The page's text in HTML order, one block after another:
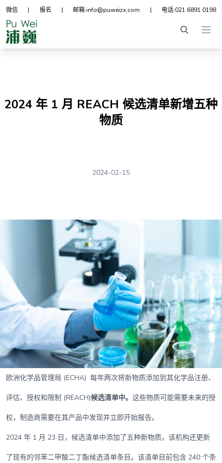
微信 | 报名 | 邮箱:info@puweizx.com | 电话:021 6891 0198
2024 年 1 月 REACH 候选清单新增五种
物质
2024-02-15
欧洲化学品管理局 (ECHA) 每年两次将新物质添加到其化学品注册、
评估、授权和限制 (REACH)候选清单中。 这些物质可能需要未来的授
权，制造商需要在其产品中发现并立即开始报告。
2024 年 1 月 23 日，候选清单中添加了五种新物质。该机构还更新
了现有的邻苯二甲酸二丁酯候选清单条目。该清单目前包含 240 个条